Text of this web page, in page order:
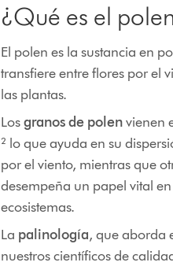
¿Qué es el
El polen es la sustancia en
transfiere entre flores por el
las plantas.
Losgranos de polenvienen
² lo que ayuda en su
por el viento, mientras que
desempeña un papel vital
ecosistemas.
La palinología, que aborda
nuestros científicos de